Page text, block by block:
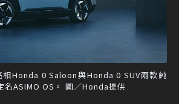
相Honda 0 Saloon與Honda 0 SUV兩款純
名ASIMO OS。 圖／Honda提供